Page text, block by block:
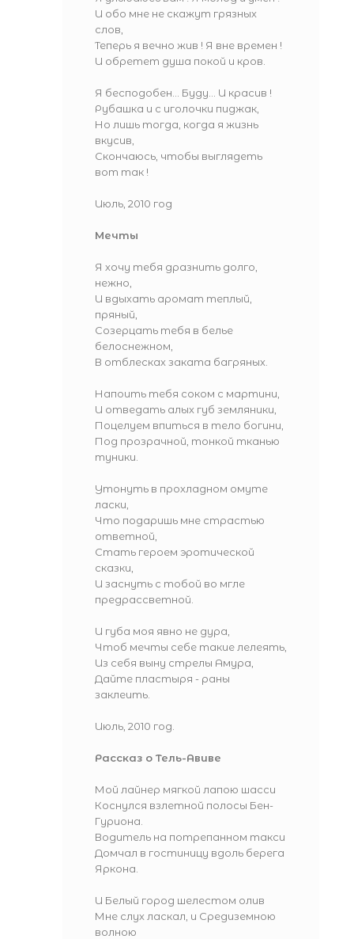
И обо мне не скажут грязных
слов,
Теперь я вечно жив ! Я вне времен !
И обретет душа покой и кров.
Я бесподобен... Буду... И красив !
Рубашка и с иголочки пиджак,
Но лишь тогда, когда я жизнь
вкусив,
Скончаюсь, чтобы выглядеть
вот так !
Июль, 2010 год
Мечты
Я хочу тебя дразнить долго,
нежно,
И вдыхать аромат теплый,
пряный,
Созерцать тебя в белье
белоснежном,
В отблесках заката багряных.
Напоить тебя соком с мартини,
И отведать алых губ земляники,
Поцелуем впиться в тело богини,
Под прозрачной, тонкой тканью
туники.
Утонуть в прохладном омуте
ласки,
Что подаришь мне страстью
ответной,
Стать героем эротической
сказки,
И заснуть с тобой во мгле
предрассветной.
И губа моя явно не дура,
Чтоб мечты себе такие лелеять,
Из себя выну стрелы Амура,
Дайте пластыря - раны
заклеить.
Июль, 2010 год.
Рассказ о Тель-Авиве
Мой лайнер мягкой лапою шасси
Коснулся взлетной полосы Бен-
Гуриона.
Водитель на потрепанном такси
Домчал в гостиницу вдоль берега
Яркона.
И Белый город шелестом олив
Мне слух ласкал, и Средиземною
волною